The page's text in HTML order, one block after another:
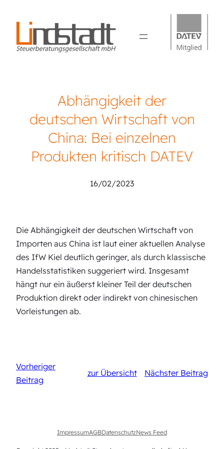
Abhängigkeit der
deutschen Wirtschaft von
China: Bei einzelnen
Produkten kritisch DATEV
16/02/2023
Die Abhängigkeit der deutschen Wirtschaft von
Importen aus China ist laut einer aktuellen Analyse
des IfW Kiel deutlich geringer, als durch klassische
Handelsstatistiken suggeriert wird. Insgesamt
hängt nur ein äußerst kleiner Teil der deutschen
Produktion direkt oder indirekt von chinesischen
Vorleistungen ab.
Vorheriger
Beitrag
zur Übersicht Nächster Beitrag
ImpressumAGBDatenschutzNews Feed